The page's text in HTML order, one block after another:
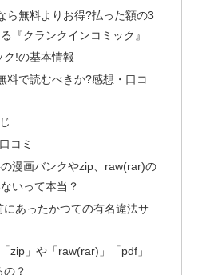
ら無料よりお得?払った額の3
『クランクインコミック』
ク!の基本情報
料で読むべきか?感想・口コ
コミ
漫画バンクやzip、raw(rar)の
いって本当？
にあったかつての有名違法サ
zip」や「raw(rar)」「pdf」
？